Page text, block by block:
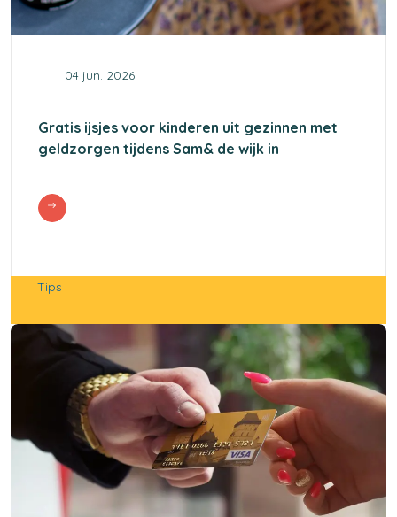
04 jun. 2026
Gratis ijsjes voor kinderen uit gezinnen met
geldzorgen tijdens Sam& de wijk in
Tips